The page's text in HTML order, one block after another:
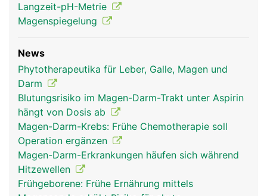
Langzeit-pH-Metrie
Magenspiegelung
News
Phytotherapeutika für Leber, Galle, Magen und
Darm
Blutungsrisiko im Magen-Darm-Trakt unter Aspirin
hängt von Dosis ab
Magen-Darm-Krebs: Frühe Chemotherapie soll
Operation ergänzen
Magen-Darm-Erkrankungen häufen sich während
Hitzewellen
Frühgeborene: Frühe Ernährung mittels